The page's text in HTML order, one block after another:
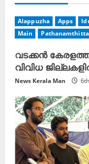
e
R
e
a
d
i
n
g
Alappuzha Apps
Main
Pathanamthitta
വടക്കൻ
വിവിധ
News Kerala Man